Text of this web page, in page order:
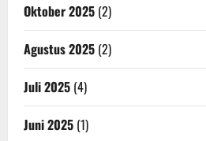
Oktober 2025 (2)
Agustus 2025 (2)
Juli 2025 (4)
Juni 2025 (1)